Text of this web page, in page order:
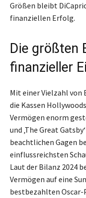
Größen bleibt
finanziellen Erfolg.
Die größten
finanzieller
Mit einer Vielzahl
die Kassen
Vermögen enorm
und ‚The Great
beachtlichen Gagen
einflussreichsten
Laut der Bilanz 2024
Vermögen auf eine
bestbezahlten Oscar-